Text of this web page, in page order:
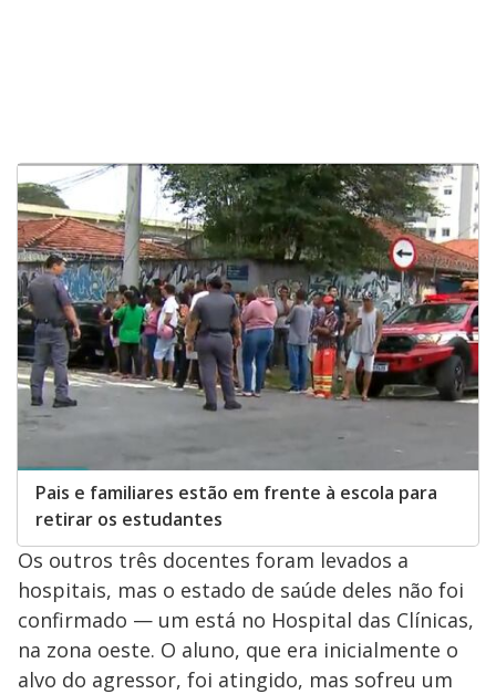
Pais e familiares estão em frente à escola para
retirar os estudantes
Os outros três docentes foram levados a
hospitais, mas o estado de saúde deles não foi
confirmado — um está no Hospital das Clínicas,
na zona oeste. O aluno, que era inicialmente o
alvo do agressor, foi atingido, mas sofreu um